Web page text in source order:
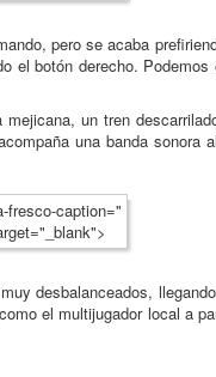
pero se acaba
el botón derecho.
un tren
una banda sonora
fresco-caption="
desbalanceados,
el multijugador local a